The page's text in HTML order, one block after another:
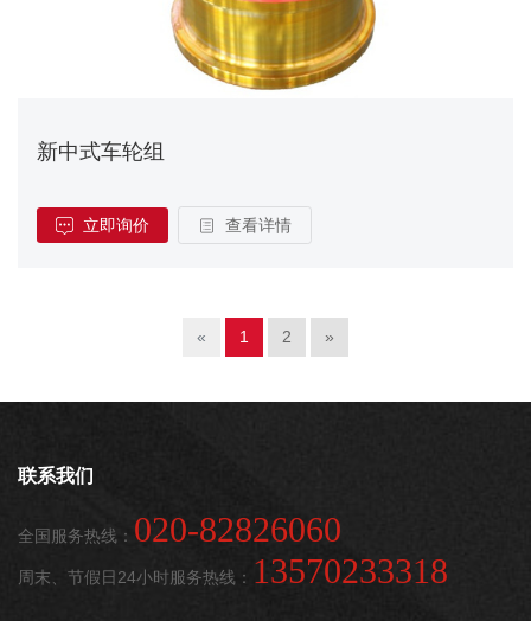
新中式车轮组
立即询价 查看详情
« 1 2 »
联系我们
全国服务热线： 020-82826060
周末、节假日24小时服务热线： 13570233318